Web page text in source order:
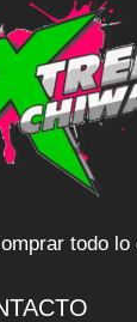
todo lo